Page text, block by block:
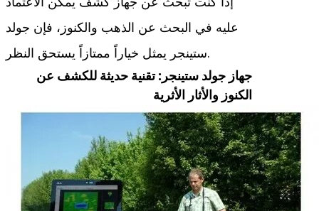
عليه في البحث عن الذهب والكنوز، فإن جولد
ستينجر يمثل خياراً ممتازاً يستحق النظر.
جهاز جولد ستينجر: تقنية حديثة للكشف عن
الكنوز والأثار الأثرية